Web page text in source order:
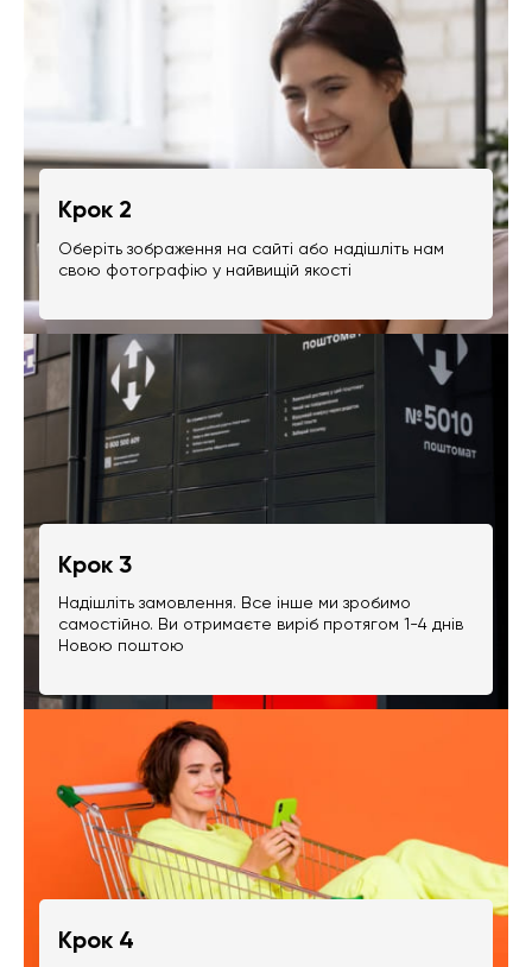
Крок 2
Оберіть зображення на сайті або надішліть нам
свою фотографію у найвищій якості
Крок 3
Надішліть замовлення. Все інше ми зробимо
самостійно. Ви отримаєте виріб протягом 1-4 днів
Новою поштою
Крок 4